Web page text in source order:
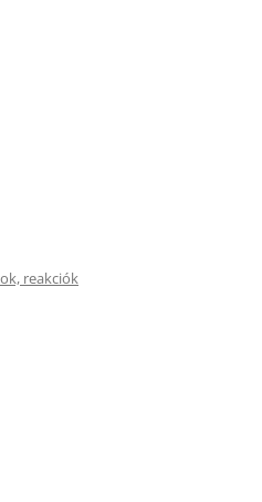
reakciók